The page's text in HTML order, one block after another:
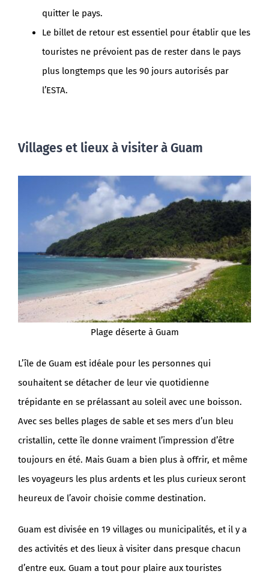
quitter le pays.
Le billet de retour est essentiel pour établir que les
touristes ne prévoient pas de rester dans le pays
plus longtemps que les 90 jours autorisés par
l’ESTA.
Villages et lieux à visiter à Guam
Plage déserte à Guam
L’île de Guam est idéale pour les personnes qui
souhaitent se détacher de leur vie quotidienne
trépidante en se prélassant au soleil avec une boisson.
Avec ses belles plages de sable et ses mers d’un bleu
cristallin, cette île donne vraiment l’impression d’être
toujours en été. Mais Guam a bien plus à offrir, et même
les voyageurs les plus ardents et les plus curieux seront
heureux de l’avoir choisie comme destination.
Guam est divisée en 19 villages ou municipalités, et il y a
des activités et des lieux à visiter dans presque chacun
d’entre eux. Guam a tout pour plaire aux touristes